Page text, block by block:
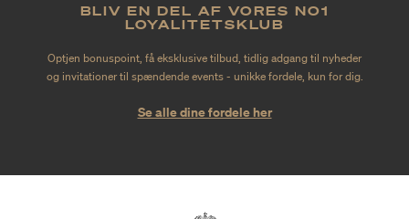
BLIV EN DEL AF VORES NO1
LOYALITETSKLUB
Optjen bonuspoint, få eksklusive tilbud, tidlig adgang til nyheder
og invitationer til spændende events - unikke fordele, kun for dig.
Se alle dine fordele her